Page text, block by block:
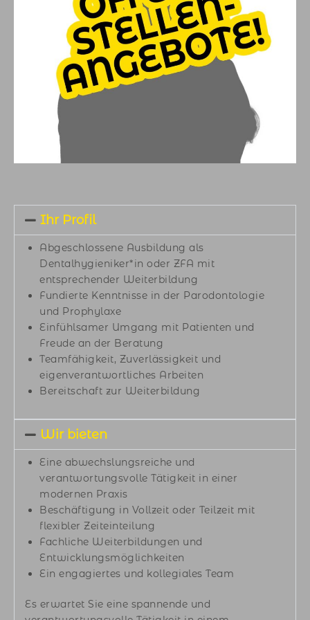
Ihr Profil
Abgeschlossene Ausbildung als
Dentalhygieniker*in oder ZFA mit
entsprechender Weiterbildung
Fundierte Kenntnisse in der Parodontologie
und Prophylaxe
Einfühlsamer Umgang mit Patienten und
Freude an der Beratung
Teamfähigkeit, Zuverlässigkeit und
eigenverantwortliches Arbeiten
Bereitschaft zur Weiterbildung
Wir bieten
Eine abwechslungsreiche und
verantwortungsvolle Tätigkeit in einer
modernen Praxis
Beschäftigung in Vollzeit oder Teilzeit mit
flexibler Zeiteinteilung
Fachliche Weiterbildungen und
Entwicklungsmöglichkeiten
Ein engagiertes und kollegiales Team
Es erwartet Sie eine spannende und
Wir freuen uns auf deine Bewerbung!
Für welche Stelle bewerben
Sie sich?
ZFA Zahnmedizinische
Fachangestellte
ZT Zahntechniker-in
Ihr Name *
Ihre E-Mail Adresse
*
Telefonnummer
Wie viele Jahre Berufserfahrung haben
Sie?